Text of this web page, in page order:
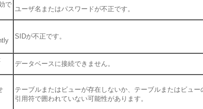
で
ユーザ名またはパスワードが不正です。
SIDが不正です。
データベースに接続できません。
テーブルまたはビューが存在しないか、テーブルまたはビュー
引用符で囲われていない可能性があります。